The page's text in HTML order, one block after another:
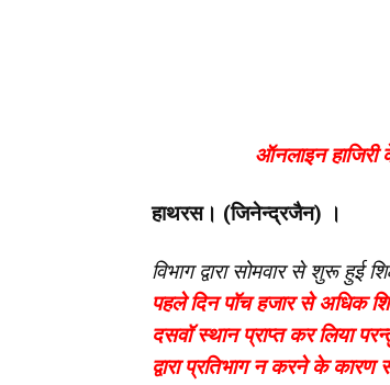
ऑनलाइन हाजिरी
हाथरस। (जिनेन्द्रजैन) ।
विभाग द्वारा सोमवार से शुरू हुई
पहले दिन पॉच हजार सेअधिक
दसवॉ स्थान प्राप्त कर लिया
द्वारा प्रतिभाग न करने के कारण